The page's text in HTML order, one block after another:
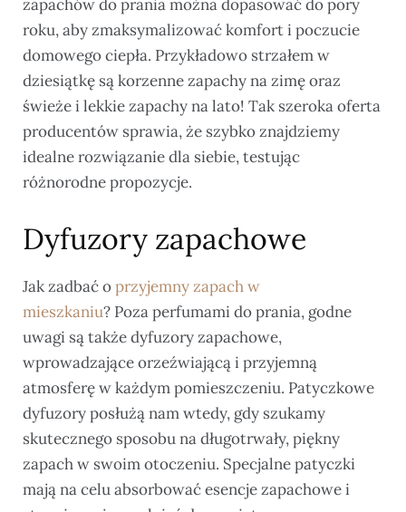
zapachów do prania można dopasować do pory
roku, aby zmaksymalizować komfort i poczucie
domowego ciepła. Przykładowo strzałem w
dziesiątkę są korzenne zapachy na zimę oraz
świeże i lekkie zapachy na lato! Tak szeroka oferta
producentów sprawia, że szybko znajdziemy
idealne rozwiązanie dla siebie, testując
różnorodne propozycje.
Dyfuzory zapachowe
Jak zadbać oprzyjemny zapach w
mieszkaniu? Poza perfumami do prania, godne
uwagi są także dyfuzory zapachowe,
wprowadzające orzeźwiającą i przyjemną
atmosferę w każdym pomieszczeniu. Patyczkowe
dyfuzory posłużą nam wtedy, gdy szukamy
skutecznego sposobu na długotrwały, piękny
zapach w swoim otoczeniu. Specjalne patyczki
mają na celu absorbować esencje zapachowe i